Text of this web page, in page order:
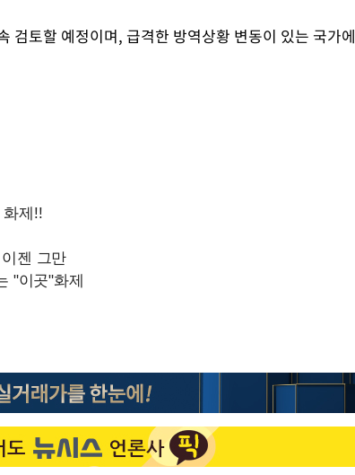
검토할 예정이며, 급격한 방역상황 변동이 있는 국가에